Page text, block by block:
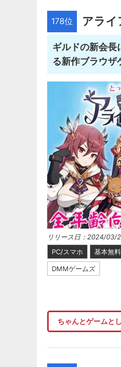
178位 アライ
ギルドの新会長
る新作ブラウザ
リリース日：2024/03/
PC/スマホ
基本無料
DMMゲームズ
ちゃんとゲームと